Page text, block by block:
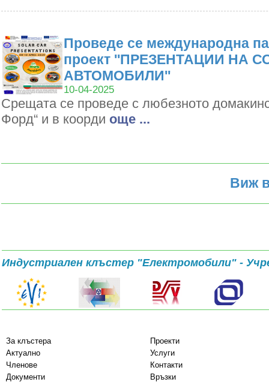
Проведе се международна
проект ''ПРЕЗЕНТАЦИИ НА
АВТОМОБИЛИ''
10-04-2025
Срещата се проведе с любезното
Форд“ и в коорди oще ...
Виж
Индустриален клъстер "Електромобили" -
За клъстера
Проекти
Актуално
Услуги
Членове
Контакти
Документи
Връзки